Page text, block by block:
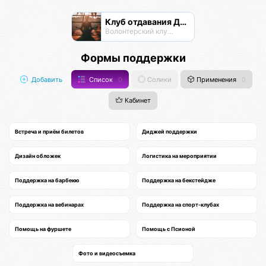
Клуб отдавания Даримба
Волонтерский клуб Псионы
Формы поддержки
Добавить Список 0 Солики Применения 0
Кабинет
Встреча и приём билетов Диджей поддержки
Дизайн обложек Логистика на мероприятии
Поддержка на барбекю Поддержка на бекстейдже
Поддержка на вебинарах Поддержка на спорт-клубах
Помощь на фуршете Помощь с Псионой
Фото и видеосъемка